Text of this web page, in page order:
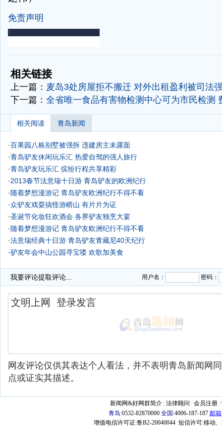
免责声明
-
相关链接
上一篇： 麦岛3处房屋拒不搬迁 对外出租盈利被司法
下一篇： 全省唯一食品有害物检测中心可为市民检测
相关阅读 青岛新闻
·百果园八栋别墅被强拆 违建房主未露面
·青岛驴友休闲玩乐汇 热爱自驾的强人旅行
·青岛驴友玩乐汇 缤纷行程共享精彩
·2013春节法意瑞十日游 青岛驴友的欧洲纪行
·随着梦想漫游记 青岛驴友欧洲纪行不得不看
·众驴友戏耍搞怪游崂山 有片片为证
·圣诞节化妆狂欢酒会 各界驴友独烹大宴
·随着梦想漫游记 青岛驴友欧洲纪行不得不看
·法意瑞经典十日游 青岛驴友青藏尼40天纪行
·驴友年会中山公园寻宝喽 欢歌加美食
我要评论提取评论... 用户名： 密码：
网友评论仅供其表达个人看法，并不表明青岛新闻网
点或证实其描述。